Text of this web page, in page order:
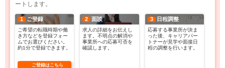
ートします。
1 ご登録
ご希望の転職時期や働
き方などを登録フォー
ムでお選びください。
約1分で登録できます。
ご登録はこちら
2 面談
求人の詳細をお伝えし
ます。不明点の解消や
事業所への応募可否を
確認します。
3 日程調整
応募する事業所が決ま
った後、キャリアパー
トナーが見学や面接日
程の調整を行います。